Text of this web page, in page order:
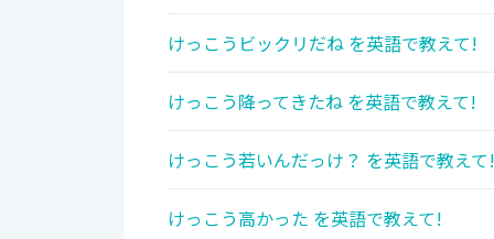
けっこうビックリだね を英語で教えて!
けっこう降ってきたね を英語で教えて!
けっこう若いんだっけ？ を英語で教えて!
けっこう高かった を英語で教えて!